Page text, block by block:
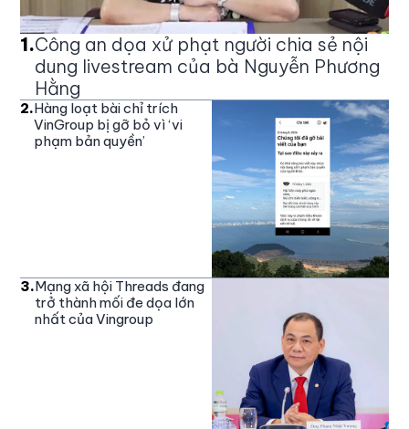
1.Công an dọa xử phạt người chia sẻ nội
dung livestream của bà Nguyễn Phương
Hằng
2.Hàng loạt bài chỉ trích
VinGroup bị gỡ bỏ vì ‘vi
phạm bản quyền’
3.Mạng xã hội Threads đang
trở thành mối đe dọa lớn
nhất của Vingroup